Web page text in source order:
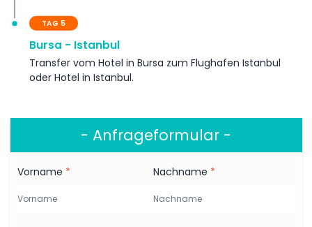
TAG 5
Bursa - Istanbul
Transfer vom Hotel in Bursa zum Flughafen Istanbul
oder Hotel in Istanbul.
- Anfrageformular -
Vorname * Nachname *